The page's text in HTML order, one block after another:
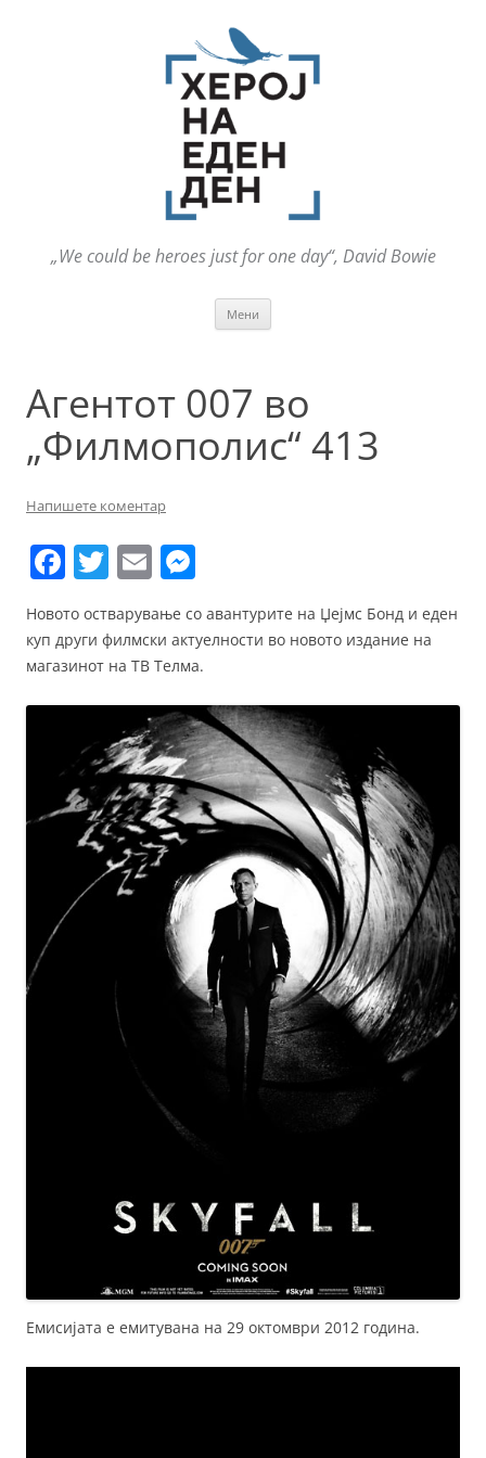
„We could be heroes just for one day“, David Bowie
Мени
Агентот 007 во
„Филмополис“ 413
Напишете коментар
F
c
e
b
o
k
T
itt
er
E
ai
l
ss
e
n
g
er
Новото остварување со авантурите на Џејмс Бонд и еден
куп други филмски актуелности во новото издание на
магазинот на ТВ Телма.
Емисијата е емитувана на 29 октомври 2012 година.